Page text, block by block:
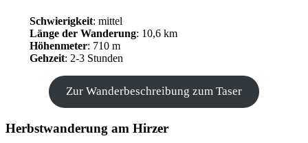
Schwierigkeit: mittel
Länge der Wanderung: 10,6 km
Höhenmeter: 710 m
Gehzeit: 2-3 Stunden
Zur Wanderbeschreibung zum Taser
Herbstwanderung am Hirzer